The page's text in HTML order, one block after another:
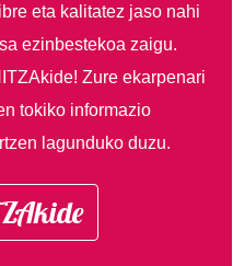
eta kalitatez jaso nahi
ezinbestekoa zaigu.
Zure ekarpenari
tokiko informazio
lagunduko duzu.